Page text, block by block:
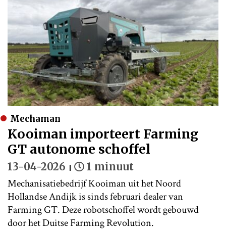
Mechaman
Kooiman importeert Farming
GT autonome schoffel
13-04-2026 1 minuut
Mechanisatiebedrijf Kooiman uit het Noord
Hollandse Andijk is sinds februari dealer van
Farming GT. Deze robotschoffel wordt gebouwd
door het Duitse Farming Revolution.